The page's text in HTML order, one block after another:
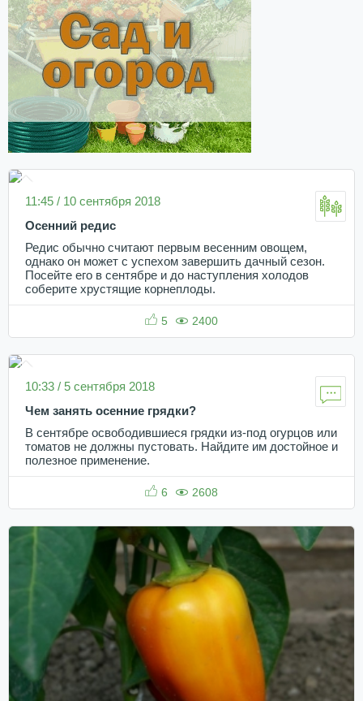
11:45 / 10 сентября 2018
Осенний редис
Редис обычно считают первым весенним овощем,
однако он может с успехом завершить дачный сезон.
Посейте его в сентябре и до наступления холодов
соберите хрустящие корнеплоды.
5 2400
10:33 / 5 сентября 2018
Чем занять осенние грядки?
В сентябре освободившиеся грядки из-под огурцов или
томатов не должны пустовать. Найдите им достойное и
полезное применение.
6 2608